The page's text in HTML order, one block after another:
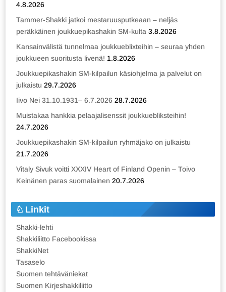
4.8.2026
Tammer-Shakki jatkoi mestaruusputkeaan – neljäs
peräkkäinen joukkuepikashakin SM-kulta 3.8.2026
Kansainvälistä tunnelmaa joukkueblixteihin – seuraa yhden
joukkueen suoritusta livenä! 1.8.2026
Joukkuepikashakin SM-kilpailun käsiohjelma ja palvelut on
julkaistu 29.7.2026
Iivo Nei 31.10.1931– 6.7.2026 28.7.2026
Muistakaa hankkia pelaajalisenssit joukkuebliksteihin!
24.7.2026
Joukkuepikashakin SM-kilpailun ryhmäjako on julkaistu
21.7.2026
Vitaly Sivuk voitti XXXIV Heart of Finland Openin – Toivo
Keinänen paras suomalainen 20.7.2026
Linkit
Shakki-lehti
Shakkiliitto Facebookissa
ShakkiNet
Tasaselo
Suomen tehtäväniekat
Suomen Kirjeshakkiliitto